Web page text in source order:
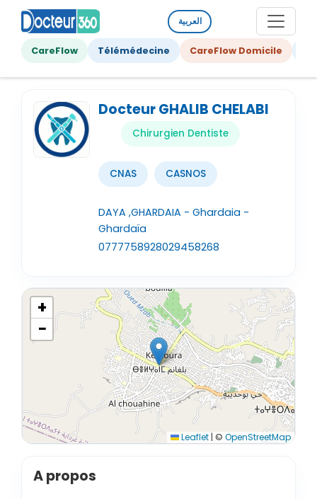
العربية
CareFlow Télémédecine CareFlow Domicile
Docteur GHALIB CHELABI
Chirurgien Dentiste
CNAS CASNOS
DAYA ,GHARDAIA - Ghardaia -
Ghardaïa
0777758928029458268
+
−
Leaflet | © OpenStreetMap
A propos